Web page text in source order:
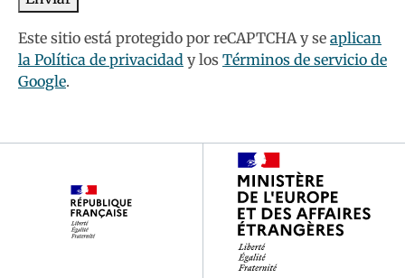
Este sitio está protegido por reCAPTCHA y se aplican
la Política de privacidad y los Términos de servicio de
Google.